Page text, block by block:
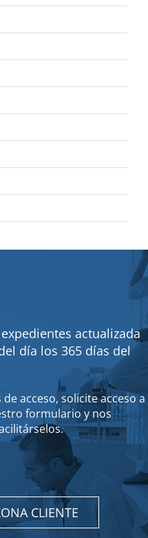
actualizada
día los 365 días del
acceso, solicite acceso a
formulario y nos
CLIENTE